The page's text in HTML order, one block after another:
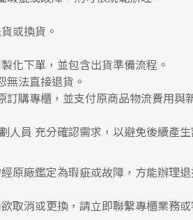
或換貨。
化下單 ，並包含出貨準備流程。
無法直接退貨。
訂購專櫃，並支付原商品物流費用與
人員 充分確認需求，以避免後續產生
原廠鑑定為瑕疵或故障，方能辦理退
取消或更換，請立即聯繫專櫃業務或